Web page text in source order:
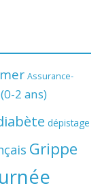
Assurance-
2 ans)
dépistage
Grippe